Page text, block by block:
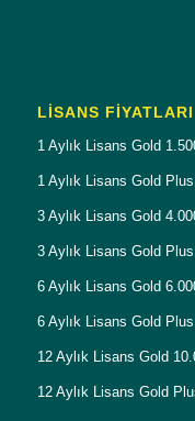
LISANS FIYATLARI
1 Aylık Lisans Gold
1 Aylık Lisans Gold Plus
3 Aylık Lisans Gold
3 Aylık Lisans Gold Plus
6 Aylık Lisans Gold
6 Aylık Lisans Gold Plus
12 Aylık Lisans Gold
12 Aylık Lisans Gold